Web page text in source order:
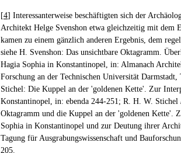
[4] Interessanterweise beschäftigten sich der
Architekt Helge Svenshon etwa gleichzeitig mit dem
kamen zu einem gänzlich anderen Ergebnis, dem
siehe H. Svenshon: Das unsichtbare Oktagramm.
Hagia Sophia in Konstantinopel, in: Almanach
Forschung an der Technischen Universität
Stichel: Die Kuppel an der 'goldenen Kette'. Zur
Konstantinopel, in: ebenda 244-251; R. H. W. Stichel
Oktagramm und die Kuppel an der 'goldenen Kette'.
Sophia in Konstantinopel und zur Deutung ihrer
Tagung für Ausgrabungswissenschaft und
205.